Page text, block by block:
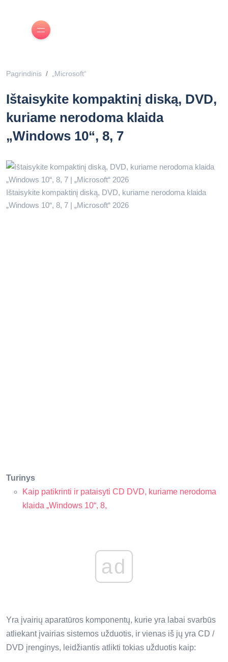
Pagrindinis „Microsoft“
Ištaisykite kompaktinį diską, DVD,
kuriame nerodoma klaida
„Windows 10“, 8, 7
Ištaisykite kompaktinį diską, DVD, kuriame nerodoma klaida
„Windows 10“, 8, 7 | „Microsoft“ 2026
Turinys
Kaip patikrinti ir pataisyti CD DVD, kuriame nerodoma
klaida „Windows 10“, 8,
ad
Yra įvairių aparatūros komponentų, kurie yra labai svarbūs
atliekant įvairias sistemos užduotis, ir vienas iš jų yra CD /
DVD įrenginys, leidžiantis atlikti tokias užduotis kaip: